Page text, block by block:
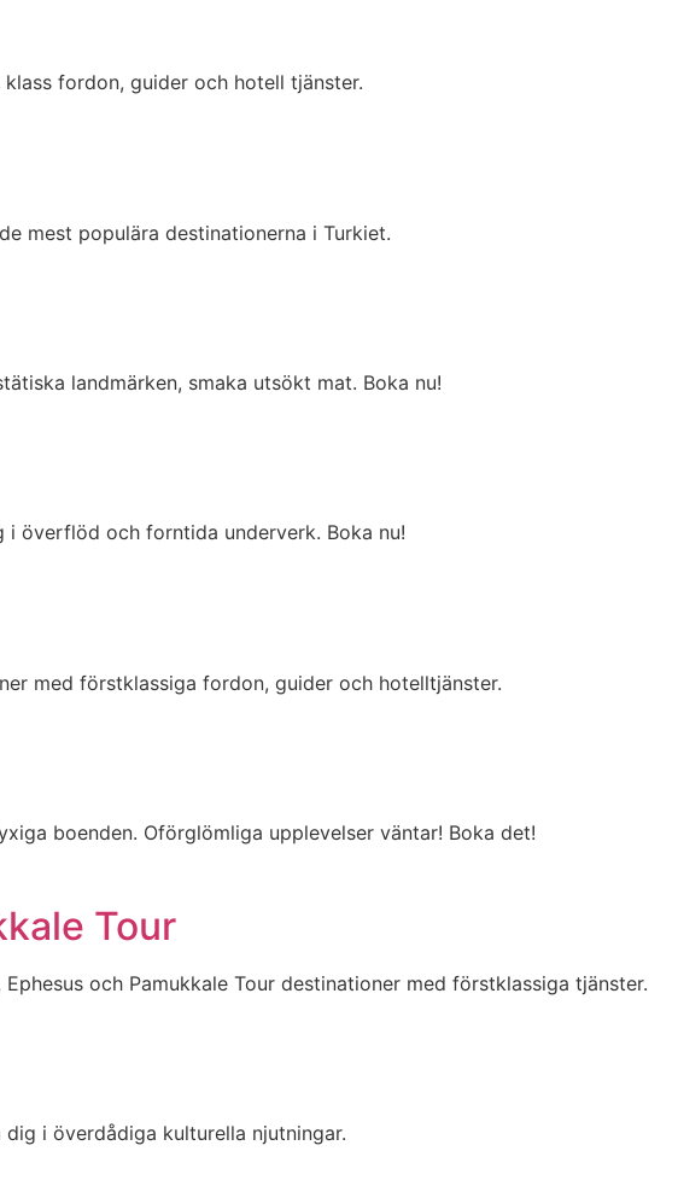
fordon, guider och hotell tjänster.
mest populära destinationerna i Turkiet.
landmärken, smaka utsökt mat. Boka nu!
i överflöd och forntida underverk. Boka nu!
med förstklassiga fordon, guider och hotelltjänster.
boenden. Oförglömliga upplevelser väntar! Boka det!
Tour
och Pamukkale Tour destinationer med förstklassiga tjänster.
i överdådiga kulturella njutningar.